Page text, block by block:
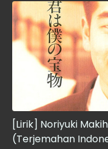
[Lirik] Noriyuki
(Terjemahan